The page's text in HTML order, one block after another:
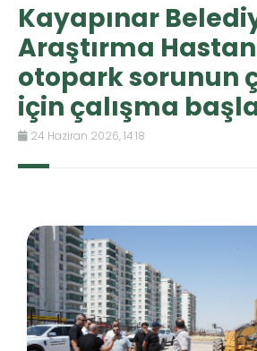
Kayapınar
Araştırma
otopark sorunun
için çalışma
24 Haziran 2026, 14:18